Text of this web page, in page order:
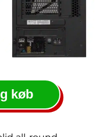
køb